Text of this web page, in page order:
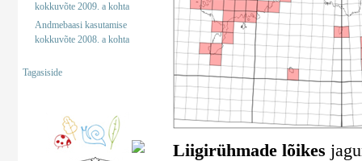
kokkuvõte 2009. a kohta
Andmebaasi kasutamise
kokkuvõte 2008. a kohta
Tagasiside
Liigirühmade lõikes